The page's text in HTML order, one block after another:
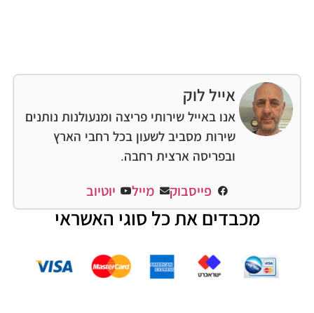
אייל לוק
אנו באייל שירותי פריצה ומנעולנות נותנים
שירות מסביב לשעון בכל רחבי הארץ
ובפריסה ארצית רחבה.
פייסבוק מייל יוטיוב
מכבדים את כל סוגי האשראי